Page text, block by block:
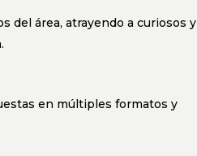
del área, atrayendo a curiosos y
en múltiples formatos y